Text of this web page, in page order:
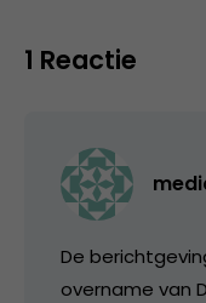
1 Reactie
De
overname van